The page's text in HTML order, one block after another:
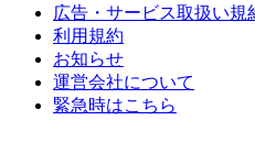
広告・サービス取扱い規
利用規約
お知らせ
運営会社について
緊急時はこちら